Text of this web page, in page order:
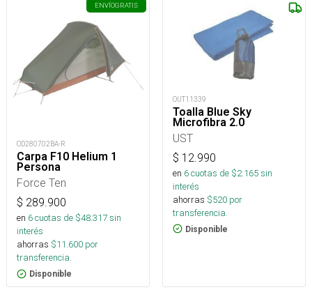
ENVÍOGRATIS
OD280702BA-R
Carpa F10 Helium 1
Persona
Force Ten
$ 289.900
en 6cuotas de $48.317sin
interés
ahorras $11.600 por
transferencia.
Disponible
OUT11339
Toalla Blue Sky
Microfibra 2.0
UST
$ 12.990
en 6cuotas de $2.165sin
interés
ahorras $520 por
transferencia.
Disponible